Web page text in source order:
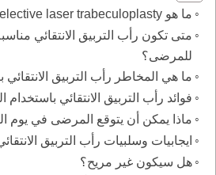
ما هو selective laser trabeculoplasty؟
متى تكون رأب التربيق الانتقائي
للمرضى؟
ما هي المخاطر رأب التربيق الانتقائي
فوائد رأب التربيق الانتقائي باستخدام
ماذا يمكن أن يتوقع المرضى في يوم
ايجابيات وسلبيات رأب التربيق الانتقائي
هل سيكون غير مريح؟